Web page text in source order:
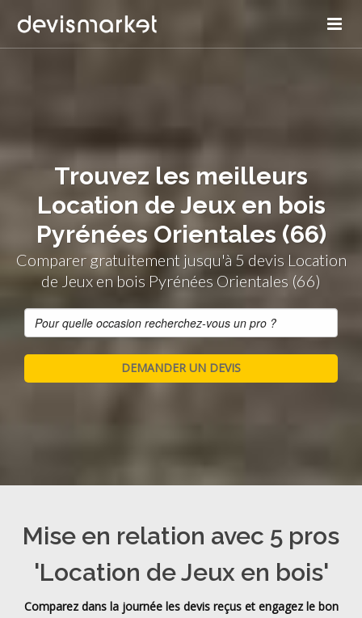
Trouvez les meilleurs
Location de Jeux en bois
Pyrénées Orientales (66)
Comparer gratuitement jusqu'à 5 devis Location
de Jeux en bois Pyrénées Orientales (66)
Mise en relation avec 5 pros
'Location de Jeux en bois'
Comparez dans la journée les devis reçus et engagez le bon